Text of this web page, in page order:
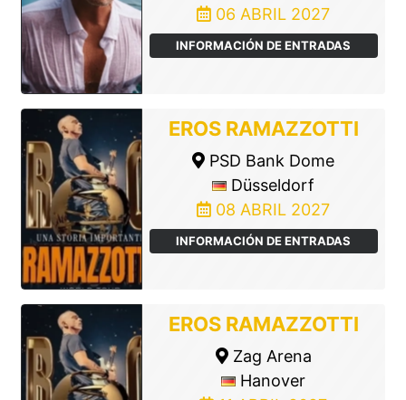
06 ABRIL 2027
INFORMACIÓN DE ENTRADAS
EROS RAMAZZOTTI
PSD Bank Dome
Düsseldorf
08 ABRIL 2027
INFORMACIÓN DE ENTRADAS
EROS RAMAZZOTTI
Zag Arena
Hanover